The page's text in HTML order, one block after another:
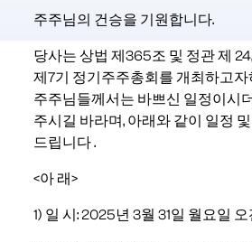
주주님의 건승을 기원합니다.
당사는 상법 제365조 및 정관 제
제7기 정기주주총회를 개최하고자
주주님들께서는 바쁘신 일정이시
주시길 바라며, 아래와 같이 일정
드립니다 .
<아 래>
1) 일 시: 2025년 3월 31일 월요일 오